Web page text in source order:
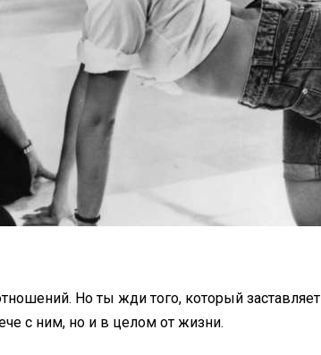
Но ты жди того, который заставляет
с ним, но и в целом от жизни.